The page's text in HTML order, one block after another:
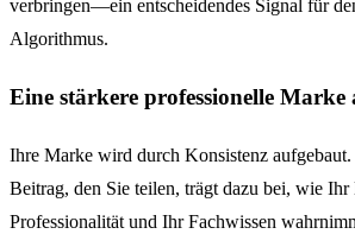
verbringen—ein entscheidendes Signal für
Algorithmus.
Eine stärkere professionelle Marke
Ihre Marke wird durch Konsistenz aufgebaut.
Beitrag, den Sie teilen, trägt dazu bei, wie
Professionalität und Ihr Fachwissen